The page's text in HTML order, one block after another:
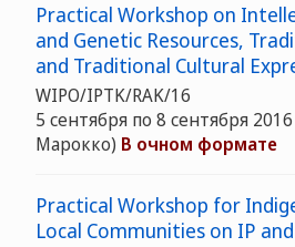
Practical Workshop on
and Genetic Resources,
and Traditional Cultural
WIPO/IPTK/RAK/16
5 сентября по 8 сентября
Марокко) В очном формате
Practical Workshop for
Local Communities on IP